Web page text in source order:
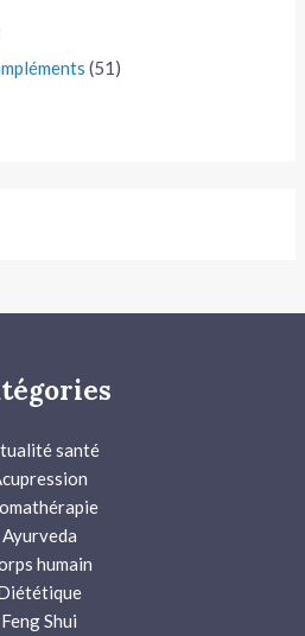
(51)
santé
Ayurveda
humain
Feng Shui